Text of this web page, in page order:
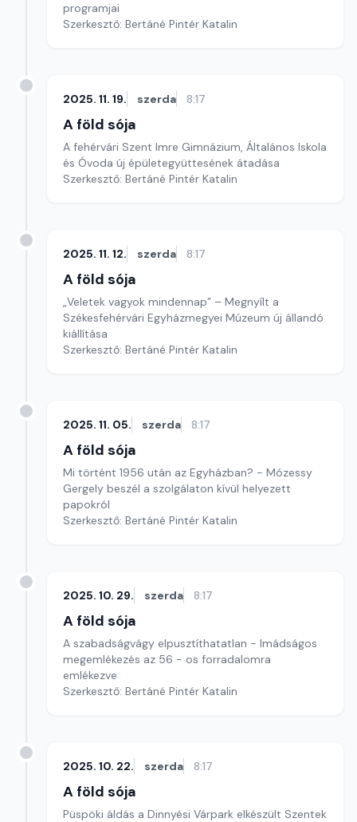
programjai
Szerkesztő: Bertáné Pintér Katalin
2025. 11. 19. szerda 8:17
A föld sója
A fehérvári Szent Imre Gimnázium, Általános Iskola
és Óvoda új épületegyüttesének átadása
Szerkesztő: Bertáné Pintér Katalin
2025. 11. 12. szerda 8:17
A föld sója
„Veletek vagyok mindennap” – Megnyílt a
Székesfehérvári Egyházmegyei Múzeum új állandó
kiállítása
Szerkesztő: Bertáné Pintér Katalin
2025. 11. 05. szerda 8:17
A föld sója
Mi történt 1956 után az Egyházban? - Mózessy
Gergely beszél a szolgálaton kívül helyezett
papokról
Szerkesztő: Bertáné Pintér Katalin
2025. 10. 29. szerda 8:17
A föld sója
A szabadságvágy elpusztíthatatlan - Imádságos
megemlékezés az 56 - os forradalomra
emlékezve
Szerkesztő: Bertáné Pintér Katalin
2025. 10. 22. szerda 8:17
A föld sója
Püspöki áldás a Dinnyési Várpark elkészült Szentek